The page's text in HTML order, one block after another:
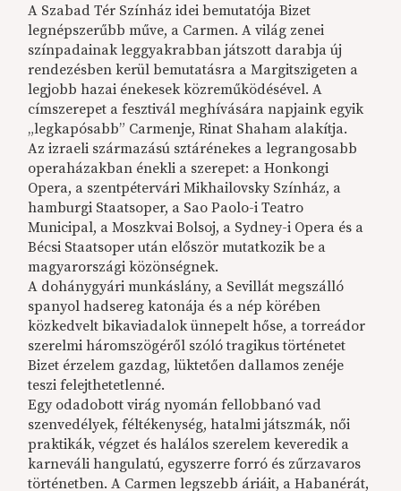
A Szabad Tér Színház idei bemutatója Bizet
legnépszerűbb műve, a Carmen. A világ zenei
színpadainak leggyakrabban játszott darabja új
rendezésben kerül bemutatásra a Margitszigeten a
legjobb hazai énekesek közreműködésével. A
címszerepet a fesztivál meghívására napjaink egyik
„legkapósabb” Carmenje, Rinat Shaham alakítja.
Az izraeli származású sztárénekes a legrangosabb
operaházakban énekli a szerepet: a Honkongi
Opera, a szentpétervári Mikhailovsky Színház, a
hamburgi Staatsoper, a Sao Paolo-i Teatro
Municipal, a Moszkvai Bolsoj, a Sydney-i Opera és a
Bécsi Staatsoper után először mutatkozik be a
magyarországi közönségnek.
A dohánygyári munkáslány, a Sevillát megszálló
spanyol hadsereg katonája és a nép körében
közkedvelt bikaviadalok ünnepelt hőse, a torreádor
szerelmi háromszögéről szóló tragikus történetet
Bizet érzelem gazdag, lüktetően dallamos zenéje
teszi felejthetetlenné.
Egy odadobott virág nyomán fellobbanó vad
szenvedélyek, féltékenység, hatalmi játszmák, női
praktikák, végzet és halálos szerelem keveredik a
karneváli hangulatú, egyszerre forró és zűrzavaros
történetben. A Carmen legszebb áriáit, a Habanérát,